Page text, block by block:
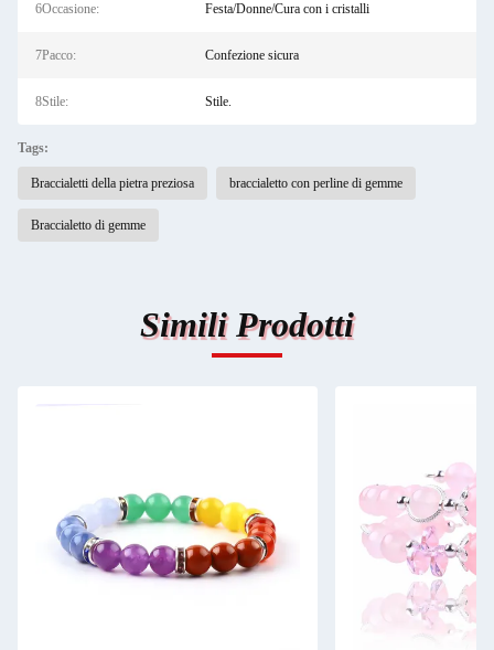
6Occasione: Festa/Donne/Cura con i cristalli
7Pacco: Confezione sicura
8Stile: Stile.
Tags:
Braccialetti della pietra preziosa braccialetto con perline di gemme
Braccialetto di gemme
Simili Prodotti